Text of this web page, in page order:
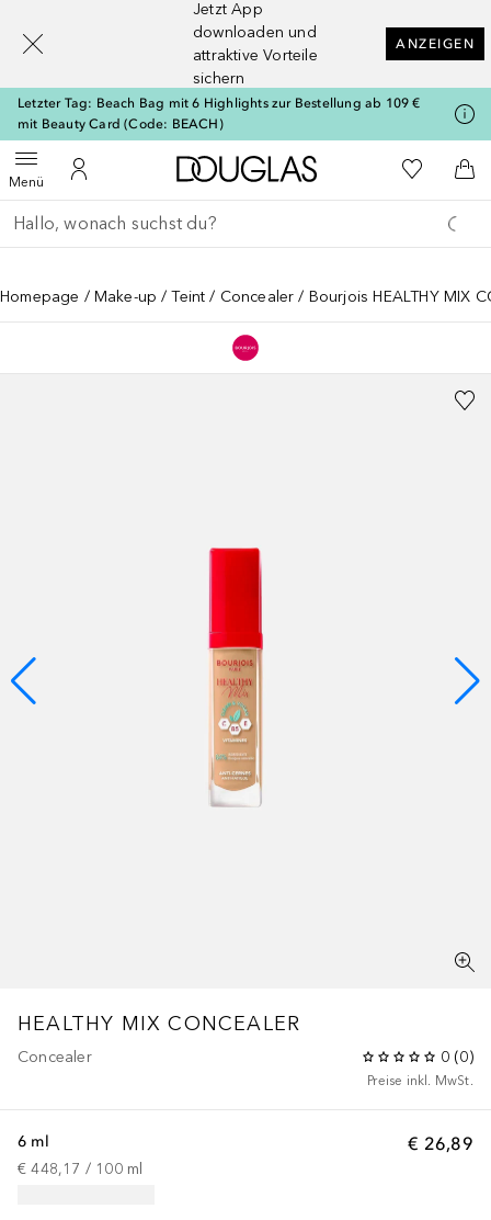
Jetzt App
downloaden und
attraktive Vorteile
sichern
ANZEIGEN
Letzter Tag: Beach Bag mit 6 Highlights zur Bestellung ab 109 €
mit Beauty Card (Code: BEACH)
MenüMenü öffnenZu Meinem Kundenkonto
Zur Douglas Startseite
Zu Meiner
Gehe zurück
Suche ausführen
Homepage Make-up Teint Concealer Bourjois HEALTHY MIX
HEALTHY MIX CONCEALER
Concealer 0 (0)
Preise inkl. MwSt.
€ 26,89
6 ml
€ 448,17 / 100 ml
[navigation.slideout.screenreader]